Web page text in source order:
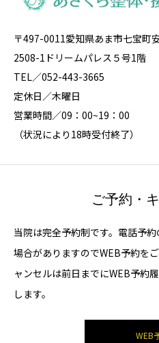
〒497-0011愛知県あま市七宝町
2508-1ドリームパレス５号1階
TEL／052-443-3665
定休日／木曜日
営業時間／09：00~19：00
（状況により18時受付終了）
ご予約・
当院は完全予約制です。電話予
場合がありますのでWEB予約を
ャンセルは前日までにWEB予約
します。
WEB